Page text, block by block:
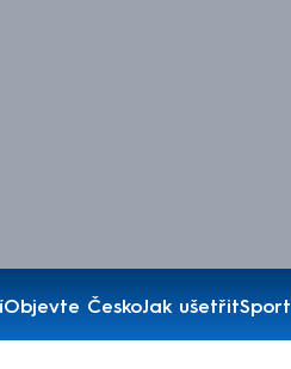
Objevte ČeskoJak ušetřitSport